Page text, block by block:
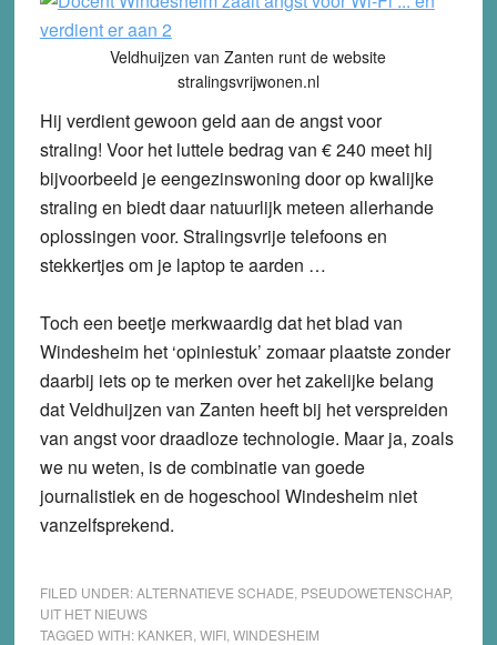
Veldhuijzen van Zanten runt de website
stralingsvrijwonen.nl
Hij verdient gewoon geld aan de angst voor
straling! Voor het luttele bedrag van € 240 meet hij
bijvoorbeeld je eengezinswoning door op kwalijke
straling en biedt daar natuurlijk meteen allerhande
oplossingen voor. Stralingsvrije telefoons en
stekkertjes om je laptop te aarden …
Toch een beetje merkwaardig dat het blad van
Windesheim het ‘opiniestuk’ zomaar plaatste zonder
daarbij iets op te merken over het zakelijke belang
dat Veldhuijzen van Zanten heeft bij het verspreiden
van angst voor draadloze technologie. Maar ja, zoals
we nu weten, is de combinatie van goede
journalistiek en de hogeschool Windesheim niet
vanzelfsprekend.
FILED UNDER:ALTERNATIEVE SCHADE PSEUDOWETENSCHAP,
UIT HET NIEUWS
TAGGED WITH: KANKER WIFI, WINDESHEIM